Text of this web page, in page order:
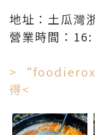
地址：土瓜灣
營業時間：
>
得<